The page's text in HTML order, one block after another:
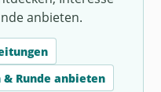
anbieten.
& Runde anbieten